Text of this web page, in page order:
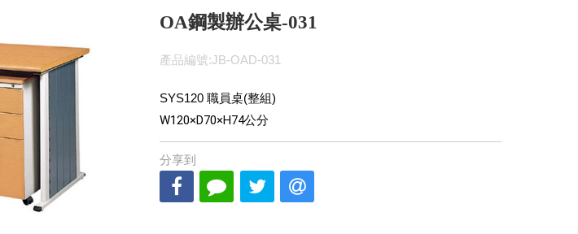
OA鋼製辦公桌-031
產品編號:JB-OAD-031
SYS120 職員桌(整組)
W120×D70×H74公分
分享到